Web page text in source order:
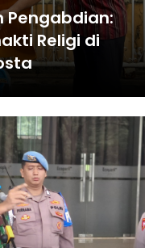
Pengabdian:
Religi di